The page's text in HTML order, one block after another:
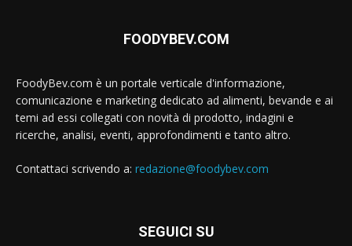
FOODYBEV.COM
FoodyBev.com è un portale verticale d'informazione,
comunicazione e marketing dedicato ad alimenti, bevande e ai
temi ad essi collegati con novità di prodotto, indagini e
ricerche, analisi, eventi, approfondimenti e tanto altro.
Contattaci scrivendo a: redazione@foodybev.com
SEGUICI SU